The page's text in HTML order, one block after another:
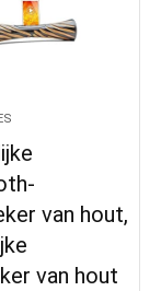
van hout,
van hout